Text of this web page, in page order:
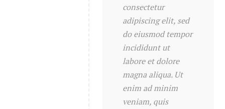
consectetur
adipiscing elit, sed
do eiusmod tempor
incididunt ut
labore et dolore
magna aliqua. Ut
enim ad minim
veniam, quis